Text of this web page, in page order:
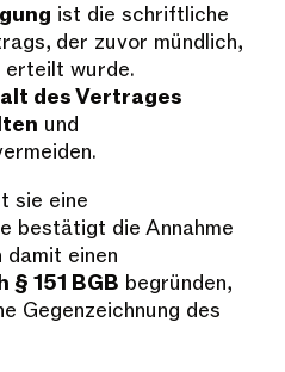
ist die schriftliche
der zuvor mündlich,
wurde.
des Vertrages
und
sie eine
bestätigt die Annahme
damit einen
151 BGB begründen,
Gegenzeichnung des